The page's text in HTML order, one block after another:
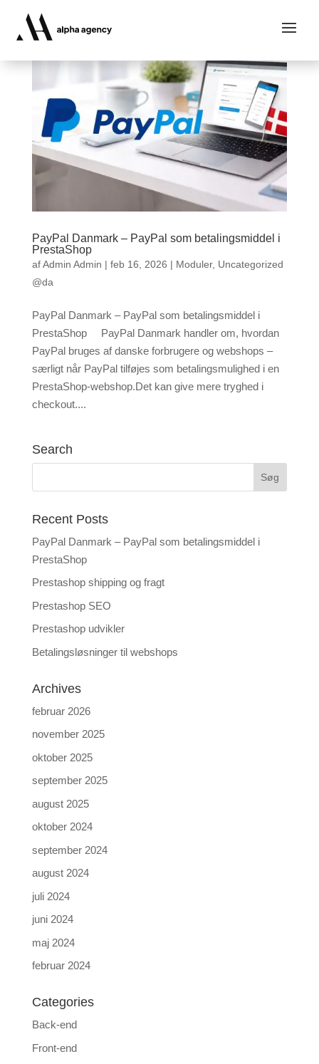
PayPal Danmark – PayPal som betalingsmiddel i
PrestaShop
afAdmin Admin | feb 16, 2026 | Moduler, Uncategorized
@da
PayPal Danmark – PayPal som betalingsmiddel i
PrestaShop PayPal Danmark handler om, hvordan
PayPal bruges af danske forbrugere og webshops –
særligt når PayPal tilføjes som betalingsmulighed i en
PrestaShop-webshop.Det kan give mere tryghed i
checkout....
Search
Recent Posts
PayPal Danmark – PayPal som betalingsmiddel i
PrestaShop
Prestashop shipping og fragt
Prestashop SEO
Prestashop udvikler
Betalingsløsninger til webshops
Archives
februar 2026
november 2025
oktober 2025
september 2025
august 2025
oktober 2024
september 2024
august 2024
juli 2024
juni 2024
maj 2024
februar 2024
Categories
Back-end
Front-end